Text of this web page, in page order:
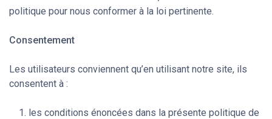
politique pour nous conformer à la loi pertinente.
Consentement
Les utilisateurs conviennent qu’en utilisant notre site, ils
consentent à :
les conditions énoncées dans la présente politique de